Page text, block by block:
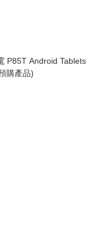
P85T Android Tablets
購產品)